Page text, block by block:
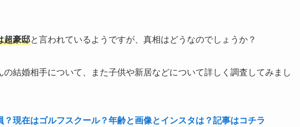
超豪邸と言われているようですが、真相はどうなのでしょうか？
の結婚相手について、また子供や新居などについて詳しく調査してみまし
現在はゴルフスクール？年齢と画像とインスタは？記事はコチラ